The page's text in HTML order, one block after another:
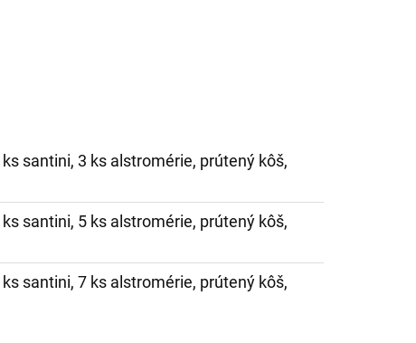
ks santini, 3 ks alstromérie, prútený kôš,
ks santini, 5 ks alstromérie, prútený kôš,
santini, 7 ks alstromérie, prútený kôš,